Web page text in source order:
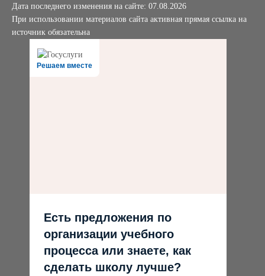
Дата последнего изменения на сайте: 07.08.2026
При использовании материалов сайта активная прямая ссылка на
источник обязательна
Решаем вместе
Есть предложения по
организации учебного
процесса или знаете, как
сделать школу лучше?